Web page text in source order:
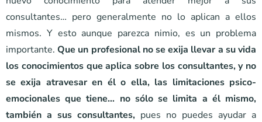
consultantes… pero generalmente no lo aplican a ellos
mismos. Y esto aunque parezca nimio, es un problema
importante.Que un profesional no se exija llevar a su vida
los conocimientos que aplica sobre los consultantes, y no
se exija atravesar en él o ella, las limitaciones psico-
emocionales que tiene… no sólo se limita a él mismo,
también a sus consultantes, pues no puedes ayudar a